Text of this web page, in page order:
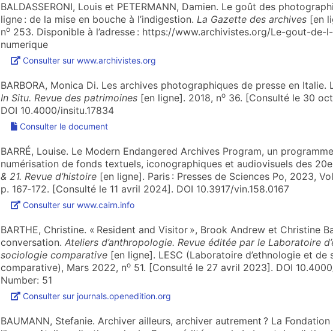
BALDASSERONI, Louis et PETERMANN, Damien. Le goût des
ligne : de la mise en bouche à l’indi­ges­tion. La Gazette des archives[en
no253. Disponible à l’adresse : https://www.archivistes.org/Le-gout-de-
numerique
Consulter sur www.archivistes.org
BARBORA, Monica Di. Les archives photographiques de presse en Italie.
In Situ. Revue des patrimoines[en ligne]. 2018, no36. [Consulté le 30
DOI 10.4000/insitu.17834
Consulter le document
BARRÉ, Louise. Le Modern Endangered Archives Program, un
numérisation de fonds textuels, iconographiques et audiovisuels des
& 21. Revue d’histoire[en ligne]. Paris : Presses de Sciences Po, 2023,
p. 167‑172. [Consulté le 11 avril 2024]. DOI 10.3917/vin.158.0167
Consulter sur www.cairn.info
BARTHE, Christine. « Resident and Visitor », Brook Andrew et Christine
conversation. Ateliers d’anthropologie. Revue éditée par le Laboratoire
sociologie comparative[en ligne]. LESC (Laboratoire d’ethnologie et de
comparative), Mars 2022, no51. [Consulté le 27 avril 2023]. DOI
Number: 51
Consulter sur journals.openedition.org
BAUMANN, Stefanie. Archiver ailleurs, archiver autrement ? La